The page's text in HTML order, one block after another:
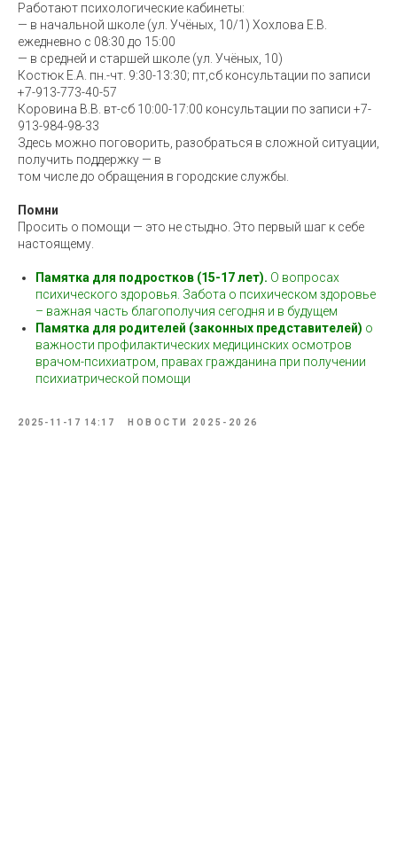
Работают психологические кабинеты:
— в начальной школе (ул. Учёных, 10/1) Хохлова Е.В.
ежедневно с 08:30 до 15:00
— в средней и старшей школе (ул. Учёных, 10)
Костюк Е.А. пн.-чт. 9:30-13:30; пт,сб консультации по записи
+7-913-773-40-57
Коровина В.В. вт-сб 10:00-17:00 консультации по записи +7-
913-984-98-33
Здесь можно поговорить, разобраться в сложной ситуации,
получить поддержку — в
том числе до обращения в городские службы.
Помни
Просить о помощи — это не стыдно. Это первый шаг к себе
настоящему.
Памятка для подростков (15-17 лет). О вопросах
психического здоровья. Забота о психическом здоровье
– важная часть благополучия сегодня и в будущем
Памятка для родителей (законных представителей) о
важности профилактических медицинских осмотров
врачом-психиатром, правах гражданина при получении
психиатрической помощи
2025-11-17 14:17 НОВОСТИ 2025-2026